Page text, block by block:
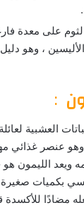
على معدة
، وهو دليل
:
العشبية
وهو عنصر غذائي
ويعد الليمون
بكميات صغيرة